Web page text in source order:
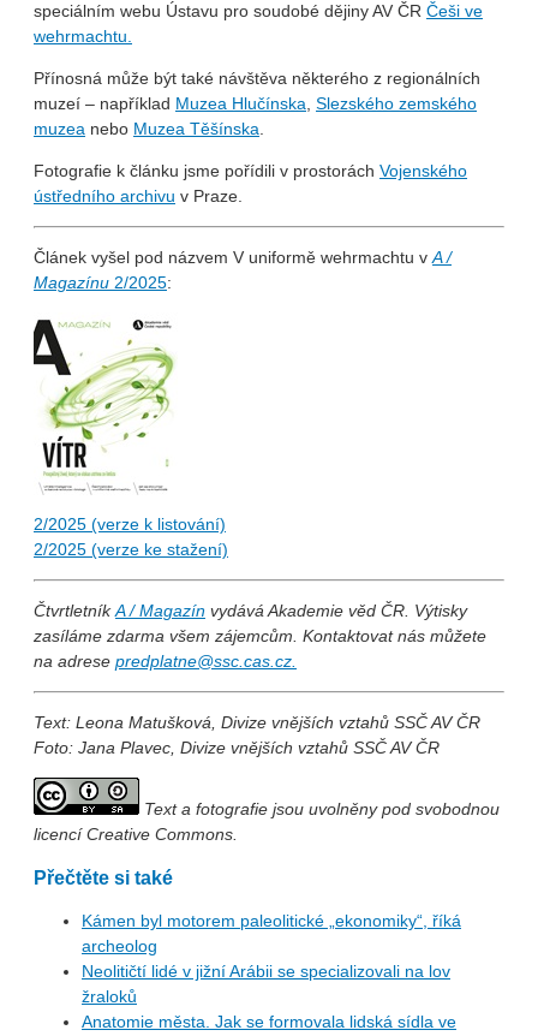
speciálním webu Ústavu pro soudobé dějiny AV ČR Češi ve
wehrmachtu.
Přínosná může být také návštěva některého z regionálních
muzeí – například Muzea Hlučínska Slezského zemského
muzea nebo Muzea Těšínska
Fotografie k článku jsme pořídili v prostorách Vojenského
ústředního archivu v Praze.
Článek vyšel pod názvem V uniformě wehrmachtu v A /
Magazínu 2/2025:
2/2025 (verze k listování)
2/2025 (verze ke stažení)
ČtvrtletníkA / Magazín vydává Akademie věd ČR. Výtisky
zasíláme zdarma všem zájemcům. Kontaktovat nás můžete
na adrese predplatne@ssc.cas.cz.
Text: Leona Matušková, Divize vnějších vztahů SSČ AV ČR
Foto: Jana Plavec, Divize vnějších vztahů SSČ AV ČR
Text a fotografie jsou uvolněny pod svobodnou
licencí Creative Commons.
Přečtěte si také
Kámen byl motorem paleolitické „ekonomiky“, říká
archeolog
Neolitičtí lidé v jižní Arábii se specializovali na lov
žraloků
Anatomie města. Jak se formovala lidská sídla ve